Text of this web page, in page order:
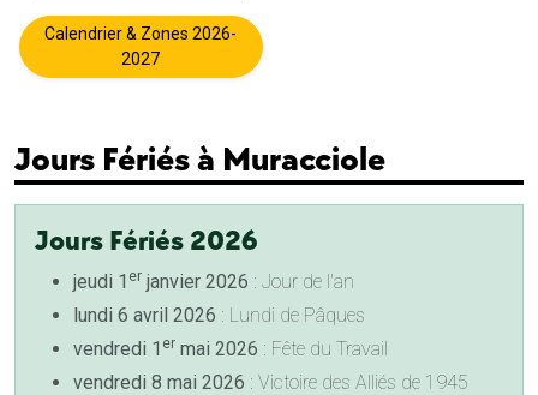
Calendrier & Zones 2026-
2027
Jours Fériés à Muracciole
Jours Fériés 2026
jeudi 1 er janvier 2026 : Jour de l'an
lundi 6 avril 2026 : Lundi de Pâques
vendredi 1 er mai 2026 : Fête du Travail
vendredi 8 mai 2026 : Victoire des Alliés de 1945